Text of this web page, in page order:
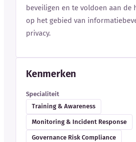
beveiligen en te voldoen aan de
op het gebied van
privacy.
Kenmerken
Specialiteit
Training & Awareness
Monitoring & Incident Response
Governance Risk Compliance